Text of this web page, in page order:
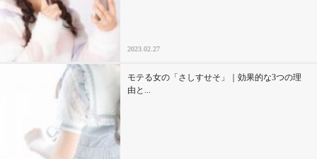
2023.02.27
モテる女の「さしすせそ」｜効果的な3つの理
由と...